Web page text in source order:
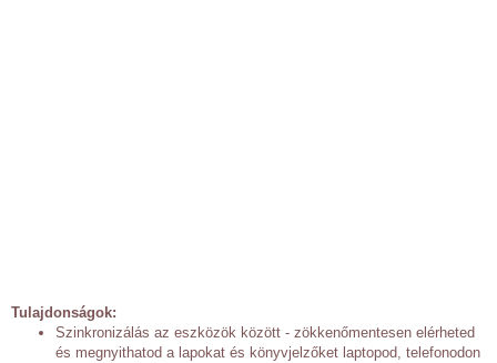
Tulajdonságok:
Szinkronizálás az eszközök között - zökkenőmentesen elérheted
és megnyithatod a lapokat és könyvjelzőket laptopod, telefonodon